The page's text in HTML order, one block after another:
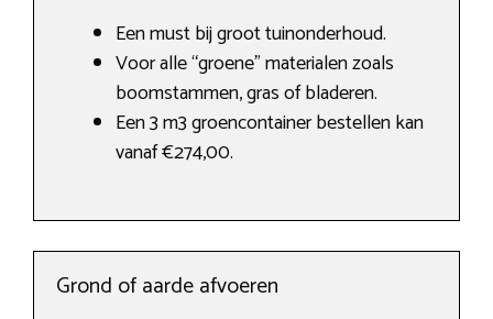
Een must bij groot tuinonderhoud.
Voor alle “groene” materialen zoals
boomstammen, gras of bladeren.
Een 3 m3 groencontainer bestellen kan
vanaf €274,00.
Grond of aarde afvoeren